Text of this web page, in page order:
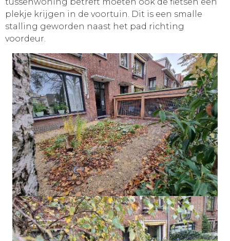
plekje krijgen in de voortuin. Dit is een smalle
stalling geworden naast het pad richting
voordeur.